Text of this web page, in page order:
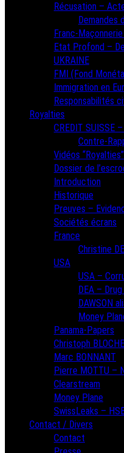
Récusation –
Demandes
Franc-
Etat Profond –
UKRAINE
FMI (Fond
Immigration en
Responsabilités
Royalties
CREDIT SUISSE
Contre-
Vidéos “Royalties”
Dossier de
Introduction
Historique
Preuves –
Sociétés écrans
France
Christine
USA
USA –
DEA –
DAWSON
Money
Panama-Papers
Christoph
Marc BONNANT
Pierre MOTTU –
Clearstream
Money Plane
SwissLeaks –
Contact / Divers
Contact